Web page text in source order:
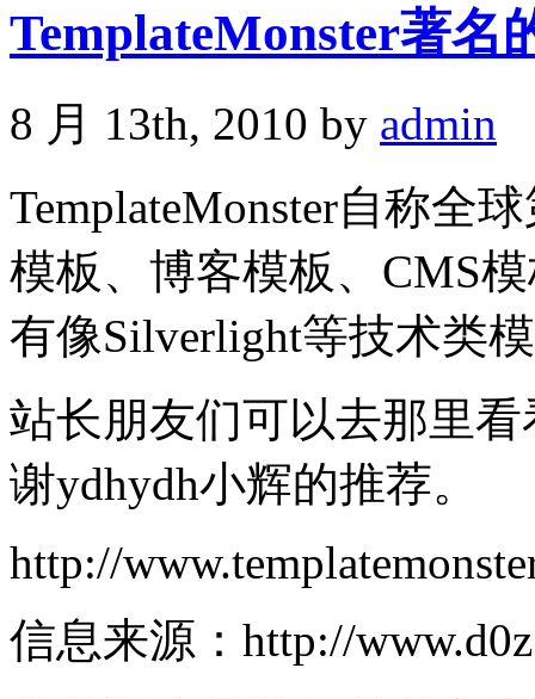
TemplateMonster著名
8 月 13th, 2010 by admin
TemplateMonster自称全
模板、博客模板、CMS
有像Silverlight等技术类
站长朋友们可以去那里
谢ydhydh小辉的推荐。
http://
信息来源：http://